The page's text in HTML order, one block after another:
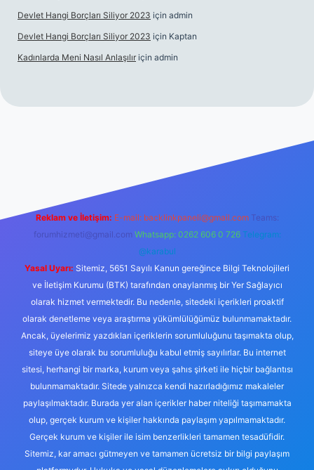
Devlet Hangi Borçları Siliyor 2023 için admin
Devlet Hangi Borçları Siliyor 2023 için Kaptan
Kadınlarda Meni Nasıl Anlaşılır için admin
Betexper giriş adresi
Reklam ve İletişim: E-mail: backlinkpaneli@gmail.com Teams:
forumhizmeti@gmail.com Whatsapp: 0262 606 0 726 Telegram:
@karabul
Yasal Uyarı: Sitemiz, 5651 Sayılı Kanun gereğince Bilgi Teknolojileri
ve İletişim Kurumu (BTK) tarafından onaylanmış bir Yer Sağlayıcı
olarak hizmet vermektedir. Bu nedenle, sitedeki içerikleri proaktif
olarak denetleme veya araştırma yükümlülüğümüz bulunmamaktadır.
Ancak, üyelerimiz yazdıkları içeriklerin sorumluluğunu taşımakta olup,
siteye üye olarak bu sorumluluğu kabul etmiş sayılırlar. Bu internet
sitesi, herhangi bir marka, kurum veya şahıs şirketi ile hiçbir bağlantısı
bulunmamaktadır. Sitede yalnızca kendi hazırladığımız makaleler
paylaşılmaktadır. Burada yer alan içerikler haber niteliği taşımamakta
olup, gerçek kurum ve kişiler hakkında paylaşım yapılmamaktadır.
Gerçek kurum ve kişiler ile isim benzerlikleri tamamen tesadüfidir.
Sitemiz, kar amacı gütmeyen ve tamamen ücretsiz bir bilgi paylaşım